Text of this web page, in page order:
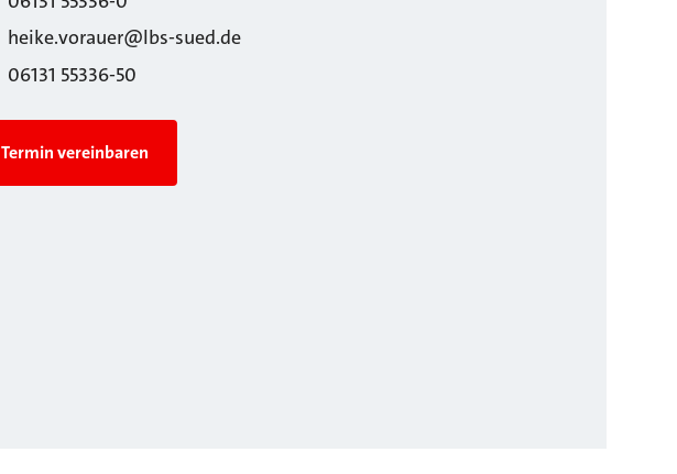
heike.vorauer@lbs-sued.de
06131 55336-50
Termin vereinbaren